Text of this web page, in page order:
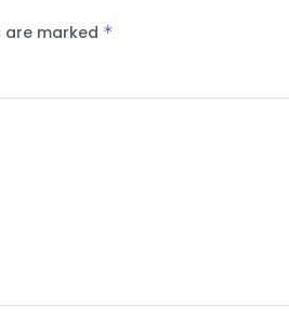
are marked *